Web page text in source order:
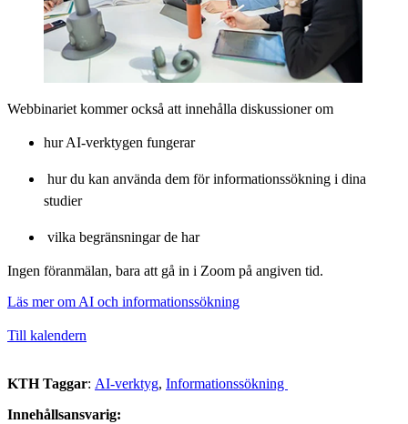
Webbinariet kommer också att innehålla diskussioner om
hur AI-verktygen fungerar
hur du kan använda dem för informationssökning i dina
studier
vilka begränsningar de har
Ingen föranmälan, bara att gå in i Zoom på angiven tid.
Läs mer om AI och informationssökning
Till kalendern
KTH Taggar: AI-verktyg Informationssökning
Innehållsansvarig: